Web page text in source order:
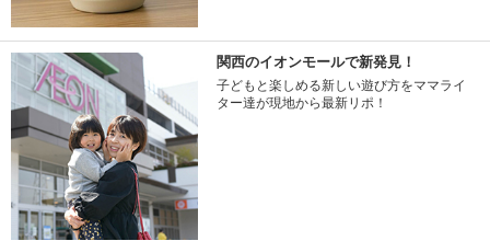
関西のイオンモールで新発見！
子どもと楽しめる新しい遊び方をママライ
ター達が現地から最新リポ！